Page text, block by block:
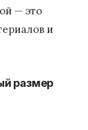
— это
и
размер